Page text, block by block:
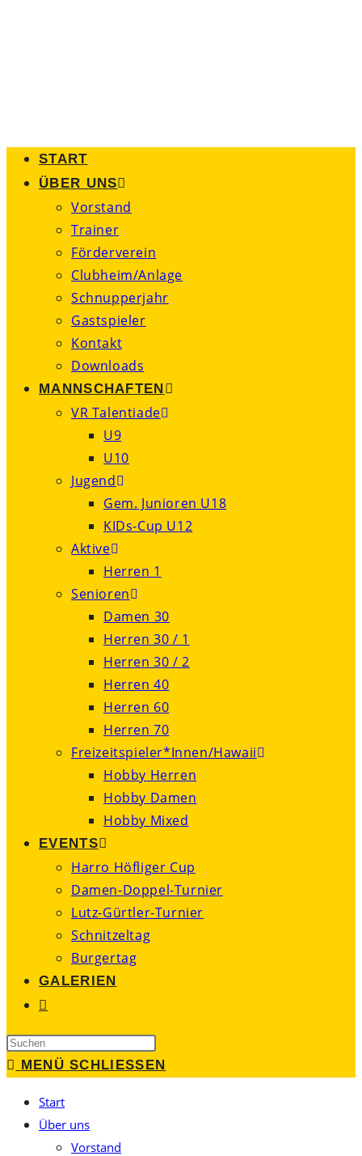
START
ÜBER UNS
Vorstand
Trainer
Förderverein
Clubheim/Anlage
Schnupperjahr
Gastspieler
Kontakt
Downloads
MANNSCHAFTEN
VR Talentiade
U9
U10
Jugend
Gem. Junioren U18
KIDs-Cup U12
Aktive
Herren 1
Senioren
Damen 30
Herren 30 / 1
Herren 30 / 2
Herren 40
Herren 60
Herren 70
Freizeitspieler*Innen/Hawaii
Hobby Herren
Hobby Damen
Hobby Mixed
EVENTS
Harro Höfliger Cup
Damen-Doppel-Turnier
Lutz-Gürtler-Turnier
Schnitzeltag
Burgertag
GALERIEN
WEBSITE-
UMSCHALTEN
Press
Escape
MENÜ SCHLIESSEN
Start
Über uns
Vorstand